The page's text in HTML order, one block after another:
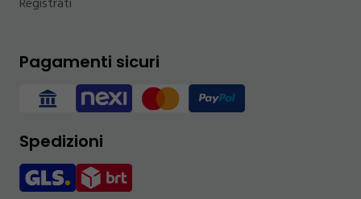
Pagamenti sicuri
Spedizioni